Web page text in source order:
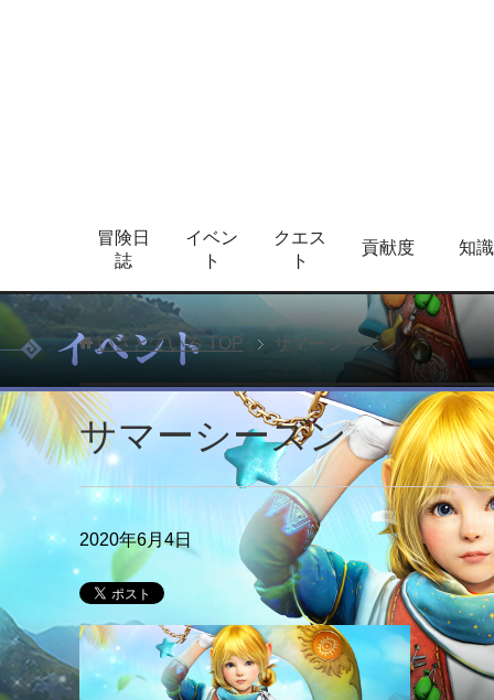
冒険日
誌
イベン
ト
クエス
ト
貢献度 知識
いさとているTOP サマーシーズン
サマーシーズン
2020年6月4日